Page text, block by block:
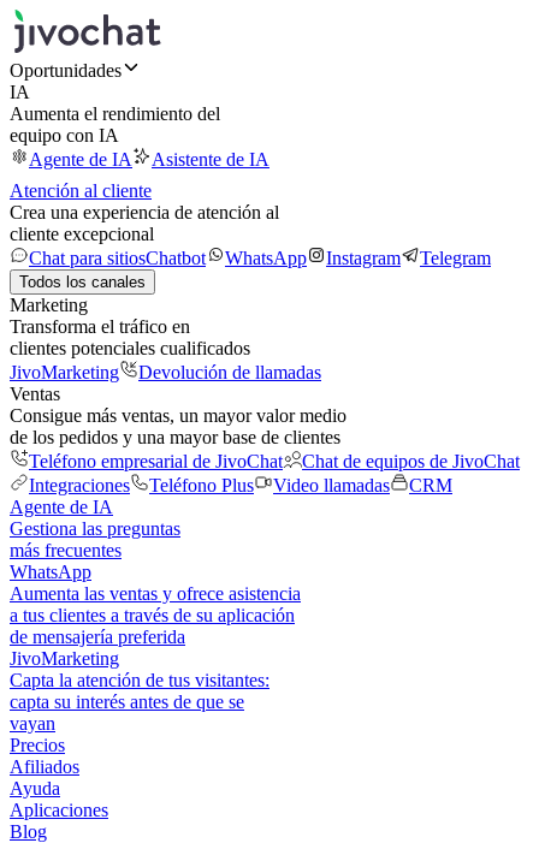
Oportunidades
IA
Aumenta el rendimiento del
equipo con IA
Agente de IA
Asistente de IA
Atención al cliente
Crea una experiencia de atención al
cliente excepcional
Chat para sitiosChatbot WhatsApp Instagram Telegram
Todos los canales
Marketing
Transforma el tráfico en
clientes potenciales cualificados
JivoMarketing
Devolución de llamadas
Ventas
Consigue más ventas, un mayor valor medio
de los pedidos y una mayor base de clientes
Teléfono empresarial de JivoChat
Chat de equipos de JivoChat
Integraciones
Teléfono Plus Video llamadas
CRM
Agente de IA
Gestiona las preguntas
más frecuentes
WhatsApp
Aumenta las ventas y ofrece asistencia
a tus clientes a través de su aplicación
de mensajería preferida
JivoMarketing
Capta la atención de tus visitantes:
capta su interés antes de que se
vayan
Precios
Afiliados
Ayuda
Aplicaciones
Blog